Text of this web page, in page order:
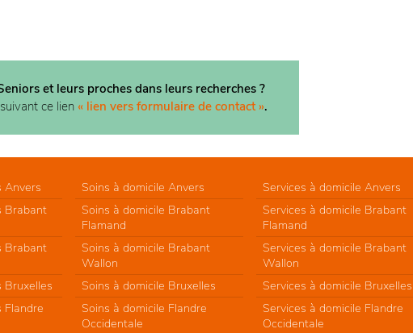
et leurs proches dans leurs recherches ?
ce lien « lien vers formulaire de contact ».
Anvers
Brabant
Brabant
Bruxelles
Flandre
Soins à domicile Anvers
Soins à domicile Brabant
Flamand
Soins à domicile Brabant
Wallon
Soins à domicile Bruxelles
Soins à domicile Flandre
Occidentale
Services à domicile Anvers
Services à domicile Brabant
Flamand
Services à domicile Brabant
Wallon
Services à domicile Bruxelles
Services à domicile Flandre
Occidentale